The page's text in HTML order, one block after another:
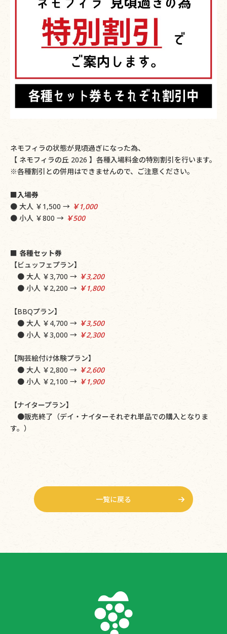
ネモフィラの状態が見頃過ぎになった為、
【 ネモフィラの丘 2026 】各種入場料金の特別割引を行います。
※各種割引との併用はできませんので、ご注意ください。
■入場券
● 大人 ￥1,500 → ￥1,000
● 小人 ￥800 → ￥500
■ 各種セット券
【ビュッフェプラン】
● 大人 ￥3,700 → ￥3,200
● 小人 ￥2,200 → ￥1,800
【BBQプラン】
● 大人 ￥4,700 → ￥3,500
● 小人 ￥3,000 → ￥2,300
【陶芸絵付け体験プラン】
● 大人 ￥2,800 → ￥2,600
● 小人 ￥2,100 → ￥1,900
【ナイタープラン】
●販売終了（デイ・ナイターそれぞれ単品での購入となりま
す。）
一覧に戻る